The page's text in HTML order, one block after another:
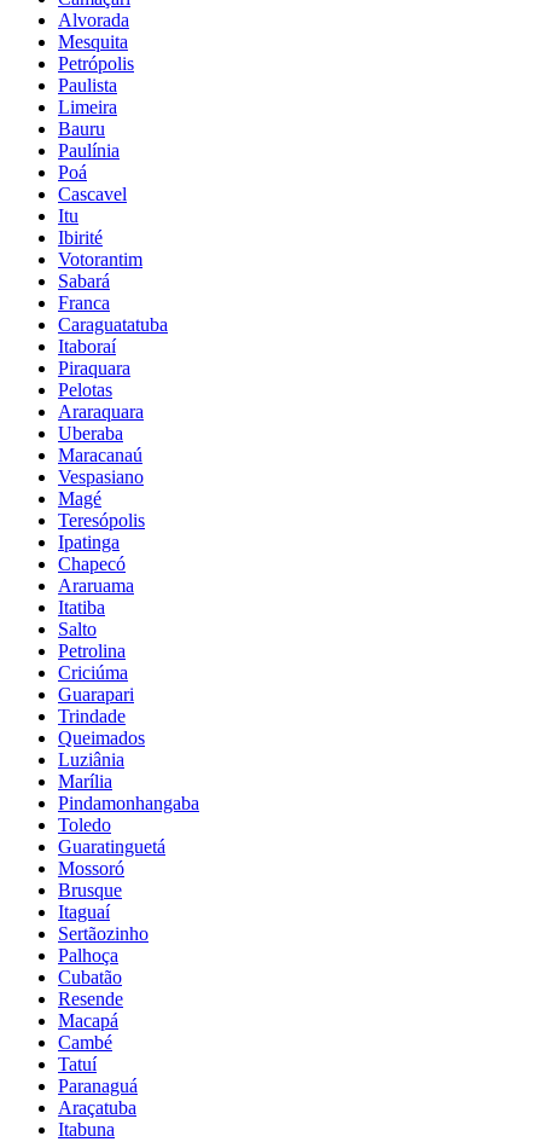
Alvorada
Mesquita
Petrópolis
Paulista
Limeira
Bauru
Paulínia
Poá
Cascavel
Itu
Ibirité
Votorantim
Sabará
Franca
Caraguatatuba
Itaboraí
Piraquara
Pelotas
Araraquara
Uberaba
Maracanaú
Vespasiano
Magé
Teresópolis
Ipatinga
Chapecó
Araruama
Itatiba
Salto
Petrolina
Criciúma
Guarapari
Trindade
Queimados
Luziânia
Marília
Pindamonhangaba
Toledo
Guaratinguetá
Mossoró
Brusque
Itaguaí
Sertãozinho
Palhoça
Cubatão
Resende
Macapá
Cambé
Tatuí
Paranaguá
Araçatuba
Itabuna